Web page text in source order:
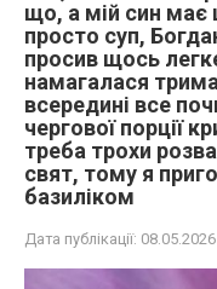
що, а мій син
просто суп,
просив щось
намагалася
всередині все
чергової порції
треба трохи
свят, тому я
базиліком
Дата публікації: 08.05.2026